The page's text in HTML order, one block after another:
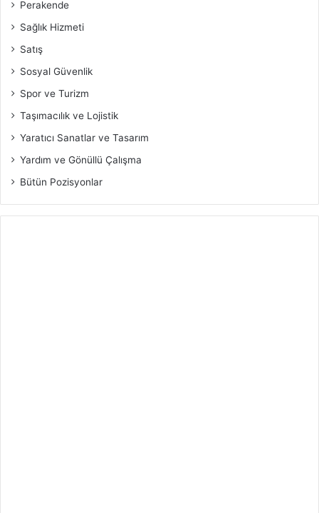
Perakende
Sağlık Hizmeti
Satış
Sosyal Güvenlik
Spor ve Turizm
Taşımacılık ve Lojistik
Yaratıcı Sanatlar ve Tasarım
Yardım ve Gönüllü Çalışma
Bütün Pozisyonlar